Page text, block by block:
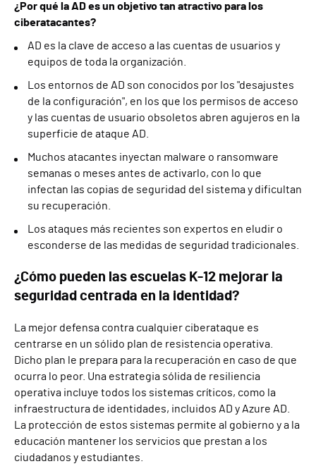
¿Por qué la AD es un objetivo tan atractivo para los
ciberatacantes?
AD es la clave de acceso a las cuentas de usuarios y
equipos de toda la organización.
Los entornos de AD son conocidos por los "desajustes
de la configuración", en los que los permisos de acceso
y las cuentas de usuario obsoletos abren agujeros en la
superficie de ataque AD.
Muchos atacantes inyectan malware o ransomware
semanas o meses antes de activarlo, con lo que
infectan las copias de seguridad del sistema y dificultan
su recuperación.
Los ataques más recientes son expertos en eludir o
esconderse de las medidas de seguridad tradicionales.
¿Cómo pueden las escuelas K-12 mejorar la
seguridad centrada en la identidad?
La mejor defensa contra cualquier ciberataque es
centrarse en un sólido plan de resistencia operativa.
Dicho plan le prepara para la recuperación en caso de que
ocurra lo peor. Una estrategia sólida de resiliencia
operativa incluye todos los sistemas críticos, como la
infraestructura de identidades, incluidos AD y Azure AD.
La protección de estos sistemas permite al gobierno y a la
educación mantener los servicios que prestan a los
ciudadanos y estudiantes.